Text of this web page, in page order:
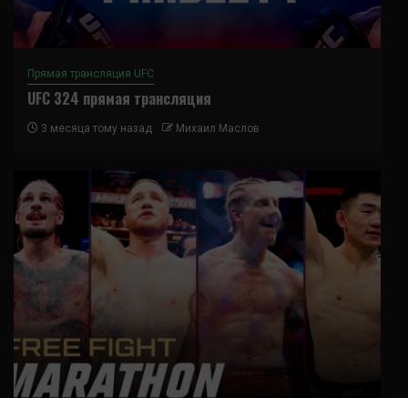
Прямая трансляция UFC
UFC 324 прямая трансляция
3 месяца тому назад Михаил Маслов